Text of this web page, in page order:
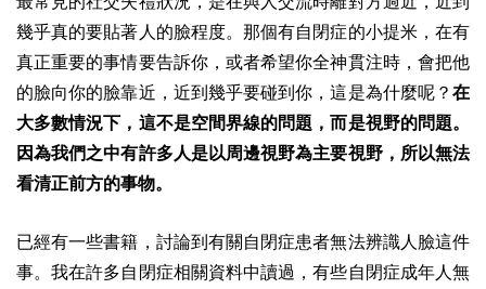
幾乎真的要貼著人的臉程度。那個有自閉症的小提米，在有
真正重要的事情要告訴你，或者希望你全神貫注時，會把他
的臉向你的臉靠近，近到幾乎要碰到你，這是為什麼呢？ 在
大多數情況下，這不是空間界線的問題，而是視野的問題。
因為我們之中有許多人是以周邊視野為主要視野，所以無法
看清正前方的事物。
已經有一些書籍，討論到有關自閉症患者無法辨識人臉這件
事。我在許多自閉症相關資料中讀過，有些自閉症成年人無